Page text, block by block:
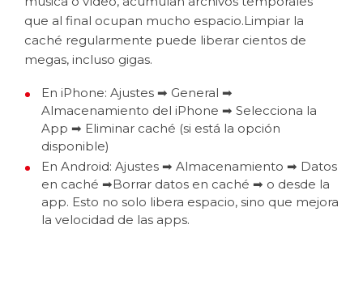
que al final ocupan mucho espacio.Limpiar la
caché regularmente puede liberar cientos de
megas, incluso gigas.
En iPhone: Ajustes ➡ General ➡
Almacenamiento del iPhone ➡ Selecciona la
App ➡ Eliminar caché (si está la opción
disponible)
En Android: Ajustes ➡ Almacenamiento ➡ Datos
en caché ➡Borrar datos en caché ➡ o desde la
app. Esto no solo libera espacio, sino que mejora
la velocidad de las apps.